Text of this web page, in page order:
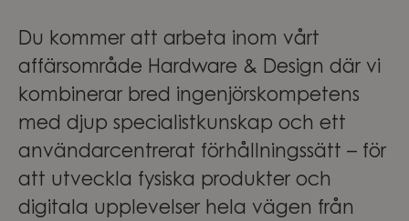
Du kommer att arbeta inom vårt
affärsområde Hardware & Design där vi
kombinerar bred ingenjörskompetens
med djup specialistkunskap och ett
användarcentrerat förhållningssätt – för
att utveckla fysiska produkter och
digitala upplevelser hela vägen från